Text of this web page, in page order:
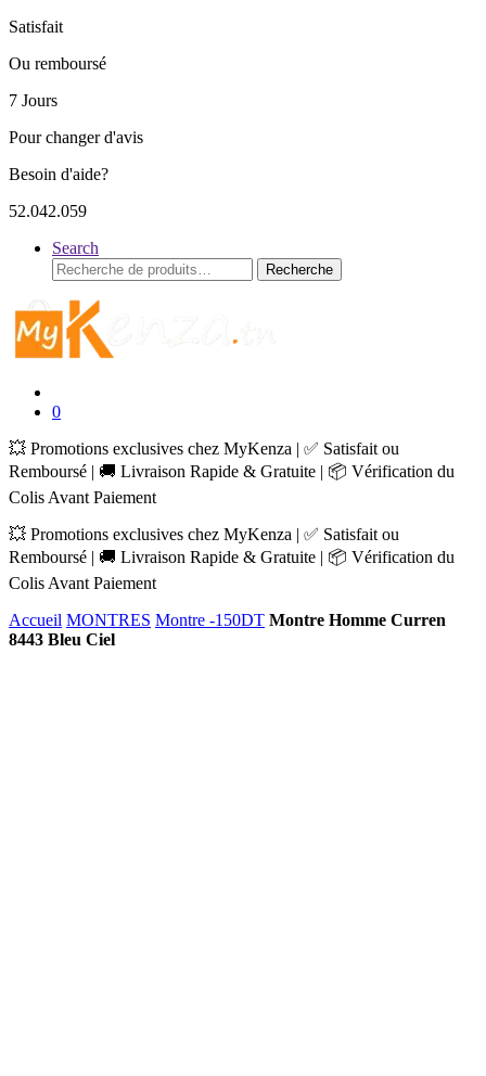
Satisfait
Ou remboursé
7 Jours
Pour changer d'avis
Besoin d'aide?
52.042.059
Search
Recherche
pour :
Recherche
0
💥 Promotions exclusives chez MyKenza | ✅ Satisfait ou
Remboursé | 🚚 Livraison Rapide & Gratuite | 📦 Vérification du
Colis Avant Paiement
💥 Promotions exclusives chez MyKenza | ✅ Satisfait ou
Remboursé | 🚚 Livraison Rapide & Gratuite | 📦 Vérification du
Colis Avant Paiement
Accueil MONTRES Montre -150DT Montre Homme Curren
8443 Bleu Ciel